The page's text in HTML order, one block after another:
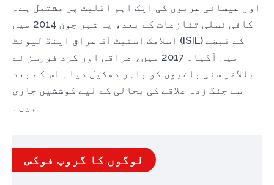
اور عیسائی عربوں کی ایک اہم اقلیت پر مشتمل ہے۔
کافی نسلی تنازعات کے بعد، یہ شہر جون 2014 میں
اسلامک اسٹیٹ آف عراق اینڈ لیونٹ (ISIL) کے قبضے
میں آگیا۔ 2017 میں، عراقی اور کرد فورسز نے
بالآخر سنی باغیوں کو باہر دھکیل دیا۔ اس کے بعد
سے جنگ زدہ علاقے کی بحالی کے لیے کوششیں جاری
ہیں۔
لوگوں کا گروپ فوکس